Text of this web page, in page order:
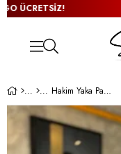
Hakim Yaka Pamuk Tensel Füme Elbise